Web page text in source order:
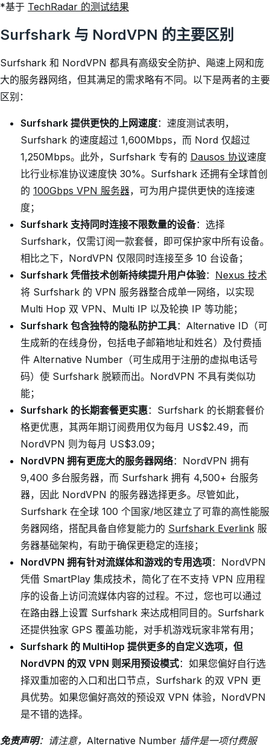
*基于 TechRadar 的测试结果
Surfshark 与 NordVPN 的主要区别
Surfshark 和 NordVPN 都具有高级安全防护、飚速上网和庞
大的服务器网络，但其满足的需求略有不同。以下是两者的主要
区别：
Surfshark 提供更快的上网速度：速度测试表明，
Surfshark 的速度超过 1,600Mbps，而 Nord 仅超过
1,250Mbps。此外，Surfshark 专有的 Dausos 协议速度
比行业标准协议速度快 30%。Surfshark 还拥有全球首创
的 100Gbps VPN 服务器，可为用户提供更快的连接速
度；
Surfshark 支持同时连接不限数量的设备：选择
Surfshark，仅需订阅一款套餐，即可保护家中所有设备。
相比之下，NordVPN 仅限同时连接至多 10 台设备；
Surfshark 凭借技术创新持续提升用户体验： Nexus 技术
将 Surfshark 的 VPN 服务器整合成单一网络，以实现
Multi Hop 双 VPN、Multi IP 以及轮换 IP 等功能；
Surfshark 包含独特的隐私防护工具：Alternative ID（可
生成新的在线身份，包括电子邮箱地址和姓名）及付费插
件 Alternative Number（可生成用于注册的虚拟电话号
码）使 Surfshark 脱颖而出。NordVPN 不具有类似功
能；
Surfshark 的长期套餐更实惠：Surfshark 的长期套餐价
格更优惠，其两年期订阅费用仅为每月 US$2.49，而
NordVPN 则为每月 US$3.09；
NordVPN 拥有更庞大的服务器网络：NordVPN 拥有
9,400 多台服务器，而 Surfshark 拥有 4,500+ 台服务
器，因此 NordVPN 的服务器选择更多。尽管如此，
Surfshark 在全球 100 个国家/地区建立了可靠的高性能服
务器网络，搭配具备自修复能力的 Surfshark Everlink服
务器基础架构，有助于确保更稳定的连接；
NordVPN 拥有针对流媒体和游戏的专用选项：NordVPN
凭借 SmartPlay 集成技术，简化了在不支持 VPN 应用程
序的设备上访问流媒体内容的过程。不过，您也可以通过
在路由器上设置 Surfshark 来达成相同目的。Surfshark
还提供独家 GPS 覆盖功能，对手机游戏玩家非常有用；
Surfshark 的 MultiHop 提供更多的自定义选项，但
NordVPN 的双 VPN 则采用预设模式：如果您偏好自行选
择双重加密的入口和出口节点，Surfshark 的双 VPN 更
具优势。如果您偏好高效的预设双 VPN 体验，NordVPN
是不错的选择。
免责声明：请注意，Alternative Number 插件是一项付费服